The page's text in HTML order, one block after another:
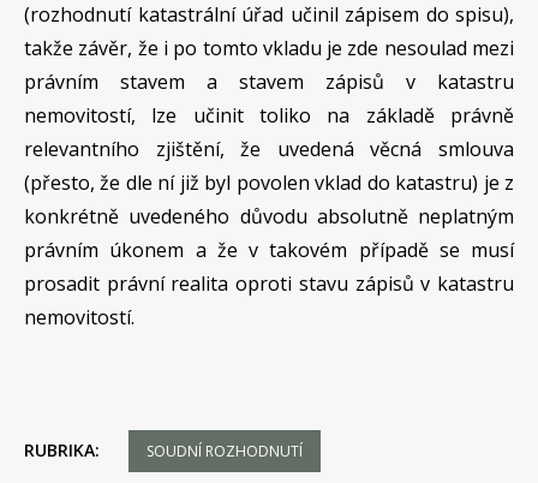
(rozhodnutí katastrální úřad učinil zápisem do spisu),
takže závěr, že i po tomto vkladu je zde nesoulad mezi
právním stavem a stavem zápisů v katastru
nemovitostí, lze učinit toliko na základě právně
relevantního zjištění, že uvedená věcná smlouva
(přesto, že dle ní již byl povolen vklad do katastru) je z
konkrétně uvedeného důvodu absolutně neplatným
právním úkonem a že v takovém případě se musí
prosadit právní realita oproti stavu zápisů v katastru
nemovitostí.
RUBRIKA: SOUDNÍ ROZHODNUTÍ